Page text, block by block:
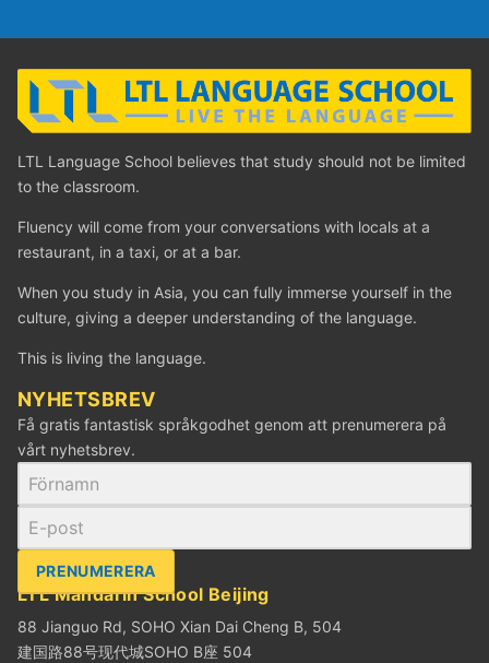
LTL Language School believes that study should not be limited
to the classroom.
Fluency will come from your conversations with locals at a
restaurant, in a taxi, or at a bar.
When you study in Asia, you can fully immerse yourself in the
culture, giving a deeper understanding of the language.
This is living the language.
NYHETSBREV
Få gratis fantastisk språkgodhet genom att prenumerera på
vårt nyhetsbrev.
PRENUMERERA
LTL Mandarin School Beijing
88 Jianguo Rd, SOHO Xian Dai Cheng B, 504
建国路88号现代城SOHO B座 504